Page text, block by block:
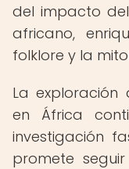
del impacto
africano,
folklore y la
La exploración
en África
investigación
promete